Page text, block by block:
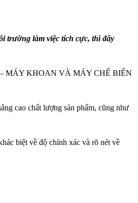
trường làm việc tích cực, thì đây
MÁY KHOAN VÀ MÁY CHẾ BIẾN
cao chất lượng sản phẩm, cũng như
biệt về độ chính xác và rõ nét về